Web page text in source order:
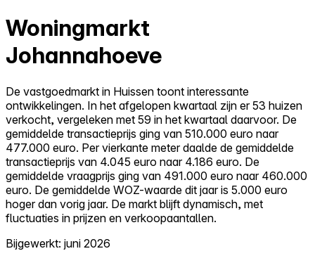
Woningmarkt
Johannahoeve
De vastgoedmarkt in Huissen toont interessante
ontwikkelingen. In het afgelopen kwartaal zijn er 53 huizen
verkocht, vergeleken met 59 in het kwartaal daarvoor. De
gemiddelde transactieprijs ging van 510.000 euro naar
477.000 euro. Per vierkante meter daalde de gemiddelde
transactieprijs van 4.045 euro naar 4.186 euro. De
gemiddelde vraagprijs ging van 491.000 euro naar 460.000
euro. De gemiddelde WOZ-waarde dit jaar is 5.000 euro
hoger dan vorig jaar. De markt blijft dynamisch, met
fluctuaties in prijzen en verkoopaantallen.
Bijgewerkt: juni 2026